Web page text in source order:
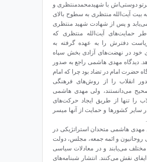
پرتو دوستی‌اش با شهیدمحمدمنتظری و
بیت ‌آیت‌الله منتظری به سطوح بالای
و پس از شهادت شهید منتظری
حمایت‌های ‌آیت‌الله منتظری که
دفترش را به عهده گرفته به
خود در نهضت‌های آزادی بخش سپاه
دیدگاه مهدی هاشمی راجع به صدور
حضرت امام در تضاد بود چرا که امام
انقلاب را از روش‌های فرهنگی
می‌دانستند، ولی مهدی هاشمی
را تنها از طریق ایجاد حرکت‌های
سایر کشورها و حمایت از آنها میسر
مهدی هاشمی متحدان استراتژیکی در
روحانیون و ائمه جمعه، مجلس، دولت
مختلف می‌یابند و در معادلات سیاسی
نقش می‌کنند. انتشار شبنامه‌های